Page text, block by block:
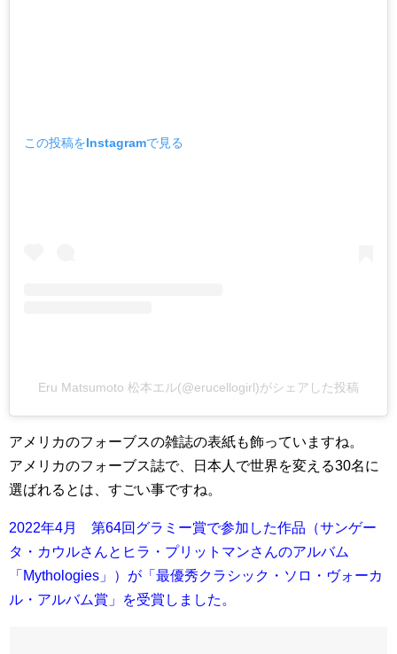
この投稿をInstagramで見る
Eru Matsumoto 松本エル(@erucellogirl)がシェアした投稿
アメリカのフォーブスの雑誌の表紙も飾っていますね。
アメリカのフォーブス誌で、日本人で世界を変える30名に
選ばれるとは、すごい事ですね。
2022年4月 第64回グラミー賞で参加した作品（サンゲー
タ・カウルさんとヒラ・プリットマンさんのアルバム
「Mythologies」）が「最優秀クラシック・ソロ・ヴォーカ
ル・アルバム賞」を受賞しました。